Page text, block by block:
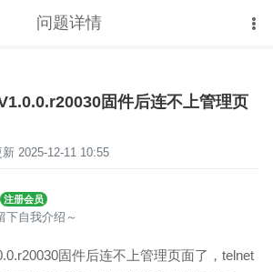
问题详情
下拉刷新
固件后连不上管理页
新 2025-12-11 10:55
注册会员
下自我介绍～
固件后连不上管理页面了，telnet